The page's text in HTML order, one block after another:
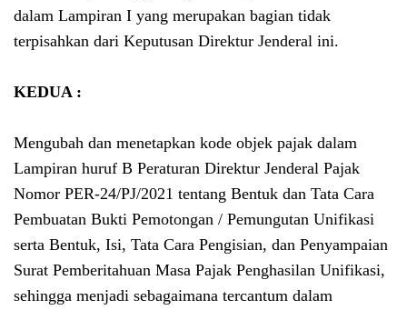
dalam Lampiran I yang merupakan bagian tidak
terpisahkan dari Keputusan Direktur Jenderal ini.
KEDUA :
Mengubah dan menetapkan kode objek pajak dalam
Lampiran huruf B Peraturan Direktur Jenderal Pajak
Nomor PER-24/PJ/2021 tentang Bentuk dan Tata Cara
Pembuatan Bukti Pemotongan / Pemungutan Unifikasi
serta Bentuk, Isi, Tata Cara Pengisian, dan Penyampaian
Surat Pemberitahuan Masa Pajak Penghasilan Unifikasi,
sehingga menjadi sebagaimana tercantum dalam